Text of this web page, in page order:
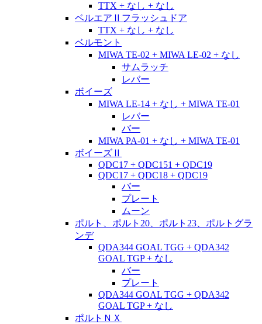
TTX + なし + なし
ベルエアⅡフラッシュドア
TTX + なし + なし
ベルモント
MIWA TE-02 + MIWA LE-02 + なし
サムラッチ
レバー
ボイーズ
MIWA LE-14 + なし + MIWA TE-01
レバー
バー
MIWA PA-01 + なし + MIWA TE-01
ボイーズⅡ
QDC17 + QDC151 + QDC19
QDC17 + QDC18 + QDC19
バー
プレート
ムーン
ポルト、ポルト20、ポルト23、ポルトグラ
ンデ
QDA344 GOAL TGG + QDA342
GOAL TGP + なし
バー
プレート
QDA344 GOAL TGG + QDA342
GOAL TGP + なし
ポルトＮＸ